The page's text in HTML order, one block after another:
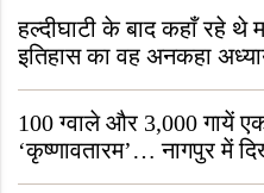
हल्दीघाटी के बाद कहाँ रहे थे
इतिहास का वह अनकहा
जीवित है
100 ग्वाले और 3,000 गायें
‘कृष्णावतारम’… नागपुर में
“ऐसा तो सिर्फ़ कृष्ण ही कर